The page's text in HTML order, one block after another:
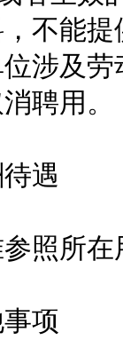
不能
涉及
聘用。
遇
所在
项